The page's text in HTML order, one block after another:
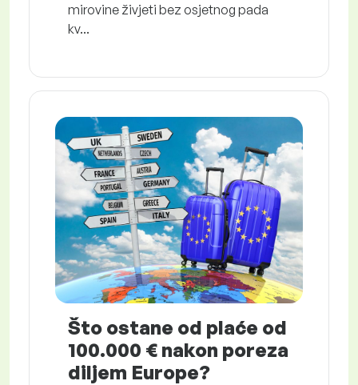
mirovine živjeti bez osjetnog pada
kv...
Što ostane od plaće od
100.000 € nakon poreza
diljem Europe?